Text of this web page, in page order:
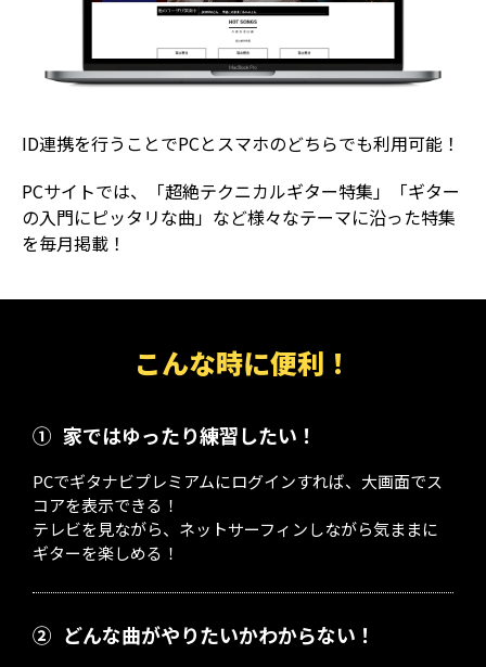
ID連携を行うことでPCとスマホのどちらでも利用可能！
PCサイトでは、「超絶テクニカルギター特集」「ギター
の入門にピッタリな曲」など様々なテーマに沿った特集
を毎月掲載！
こんな時に便利！
① 家ではゆったり練習したい！
PCでギタナビプレミアムにログインすれば、大画面でス
コアを表示できる！
テレビを見ながら、ネットサーフィンしながら気ままに
ギターを楽しめる！
② どんな曲がやりたいかわからない！